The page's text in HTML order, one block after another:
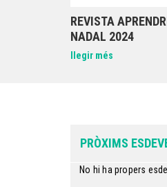
REVISTA
NADAL 2024
llegir més
PRÒXIMS
No hi ha propers